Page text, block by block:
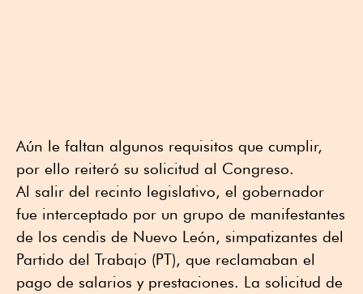
Aún le faltan algunos requisitos que cumplir,
por ello reiteró su solicitud al Congreso.
Al salir del recinto legislativo, el gobernador
fue interceptado por un grupo de manifestantes
de los cendis de Nuevo León, simpatizantes del
Partido del Trabajo (PT), que reclamaban el
pago de salarios y prestaciones. La solicitud de